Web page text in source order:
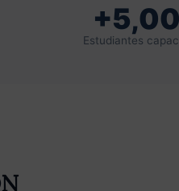
en circuitos de fuerza
circuito industrial.Estudiantes